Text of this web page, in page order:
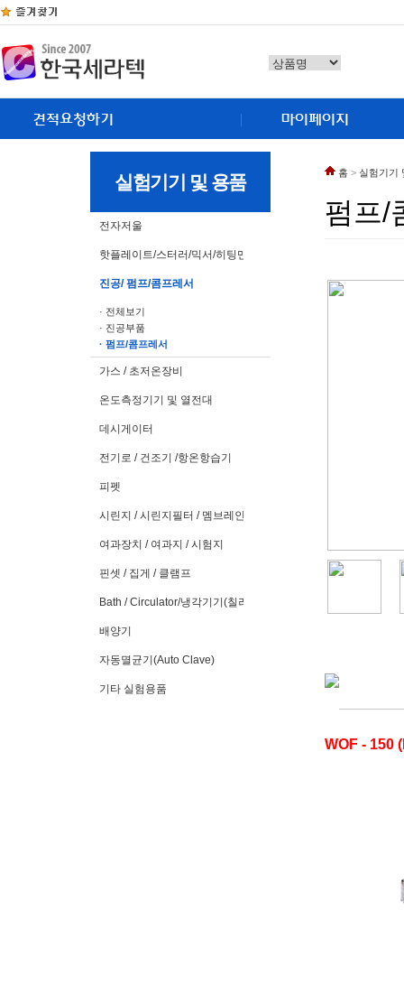
실험기기 및 용품
전자저울
핫플레이트/스터러/믹서/히팅맨틀
진공/ 펌프/콤프레서
· 전체보기
· 진공부품
· 펌프/콤프레서
가스 / 초저온장비
온도측정기기 및 열전대
데시게이터
전기로 / 건조기 /항온항습기
피펫
시린지 / 시린지필터 / 멤브레인필터
여과장치 / 여과지 / 시험지
핀셋 / 집게 / 클램프
Bath / Circulator/냉각기기(칠러)
배양기
자동멸균기(Auto Clave)
기타 실험용품
홈 > 실험기기
펌프/
WOF - 150